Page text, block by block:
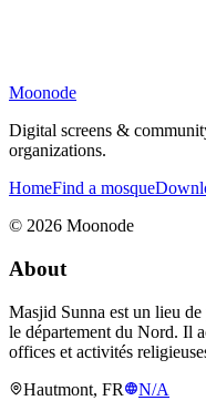
Moonode
Digital screens &
organizations.
HomeFind a mosque
© 2026 Moonode
About
Masjid Sunna est un lieu
le département du Nord. Il
offices et activités
Hautmont, FR
N/A